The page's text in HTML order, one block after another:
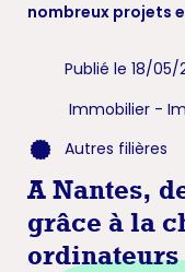
nombreux projets
Publié le 18/05/
Immobilier -
Autres filières
A Nantes,
grâce à la
ordinateurs